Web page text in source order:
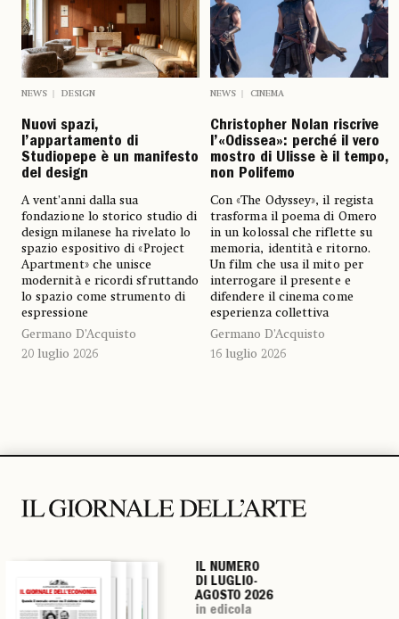
NEWS DESIGN
Nuovi spazi,
l’appartamento di
Studiopepe è un manifesto
del design
A vent’anni dalla sua
fondazione lo storico studio di
design milanese ha rivelato lo
spazio espositivo di «Project
Apartment» che unisce
modernità e ricordi sfruttando
lo spazio come strumento di
espressione
Germano D’Acquisto
20 luglio 2026
NEWS CINEMA
Christopher Nolan riscrive
l’«Odissea»: perché il vero
mostro di Ulisse è il tempo,
non Polifemo
Con «The Odyssey», il regista
trasforma il poema di Omero
in un kolossal che riflette su
memoria, identità e ritorno.
Un film che usa il mito per
interrogare il presente e
difendere il cinema come
esperienza collettiva
Germano D’Acquisto
16 luglio 2026
IL NUMERO
DI LUGLIO-
AGOSTO 2026
in edicola
IL NUMERO
DI LUGLIO-
AGOSTO 2026
in edicola
IL NUMERO
DI LUGLIO-
AGOSTO 2026
in edicola
IL NUMERO
DI LUGLIO-
AGOSTO 2026
in edicola